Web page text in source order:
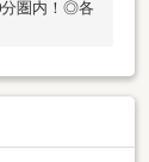
圏内！◎各